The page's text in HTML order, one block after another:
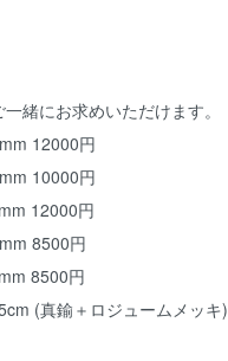
緒にお求めいただけます。
12000円
10000円
12000円
8500円
8500円
(真鍮＋ロジュームメッキ)